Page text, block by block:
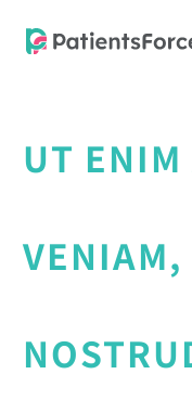
UT
VENIAM,